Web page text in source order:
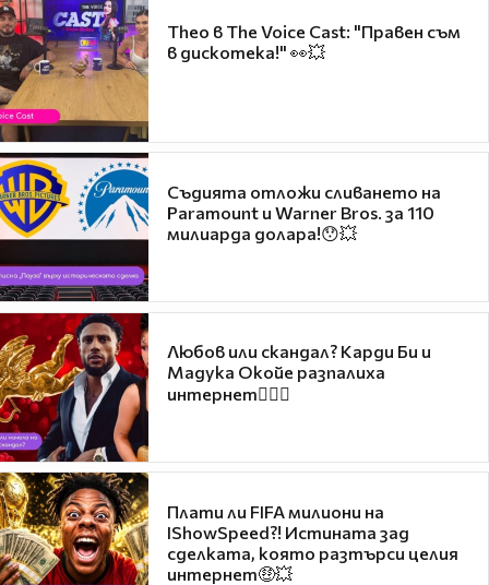
Theo в The Voice Cast: "Правен съм
в дискотека!" 👀💥
Съдията отложи сливането на
Paramount и Warner Bros. за 110
милиарда долара!😯💥
Любов или скандал? Карди Би и
Мадука Окойе разпалиха
интернет❤️‍🔥🔥
Плати ли FIFA милиони на
IShowSpeed?! Истината зад
сделката, която разтърси целия
интернет🤑💥